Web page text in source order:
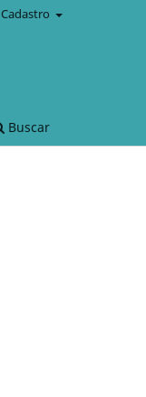
Buscar
Cadastro